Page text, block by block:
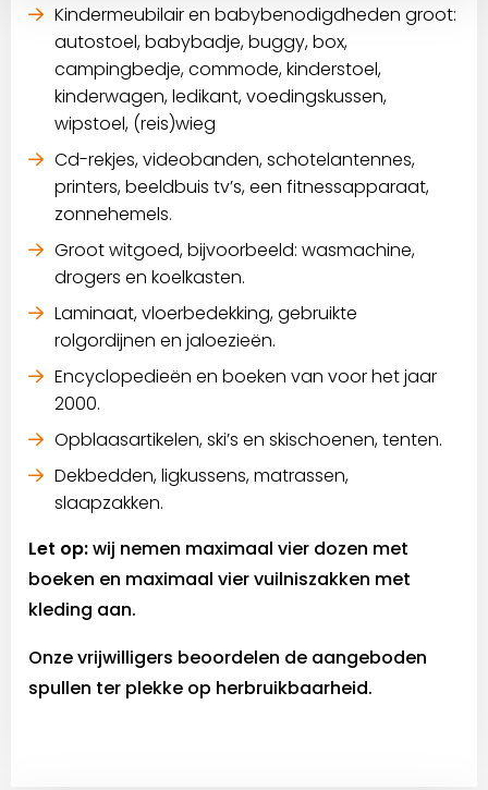
Kindermeubilair en babybenodigdheden groot:
autostoel, babybadje, buggy, box,
campingbedje, commode, kinderstoel,
kinderwagen, ledikant, voedingskussen,
wipstoel, (reis)wieg
Cd-rekjes, videobanden, schotelantennes,
printers, beeldbuis tv’s, een fitnessapparaat,
zonnehemels.
Groot witgoed, bijvoorbeeld: wasmachine,
drogers en koelkasten.
Laminaat, vloerbedekking, gebruikte
rolgordijnen en jaloezieën.
Encyclopedieën en boeken van voor het jaar
2000.
Opblaasartikelen, ski’s en skischoenen, tenten.
Dekbedden, ligkussens, matrassen,
slaapzakken.
Let op:wij nemen maximaal vier dozen met
boeken en maximaal vier vuilniszakken met
kleding aan.
Onze vrijwilligers beoordelen de aangeboden
spullen ter plekke op herbruikbaarheid.